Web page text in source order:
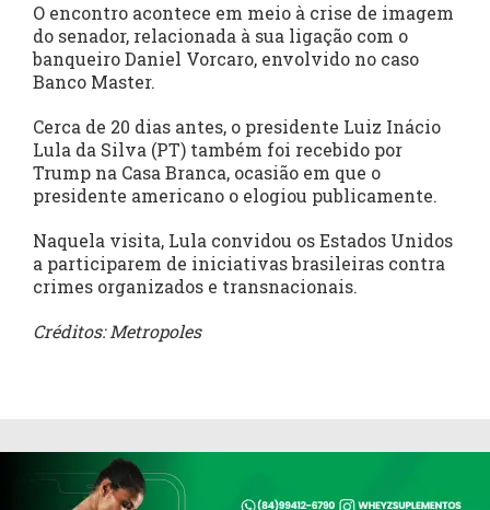
O encontro acontece em meio à crise de imagem
do senador, relacionada à sua ligação com o
banqueiro Daniel Vorcaro, envolvido no caso
Banco Master.
Cerca de 20 dias antes, o presidente Luiz Inácio
Lula da Silva (PT) também foi recebido por
Trump na Casa Branca, ocasião em que o
presidente americano o elogiou publicamente.
Naquela visita, Lula convidou os Estados Unidos
a participarem de iniciativas brasileiras contra
crimes organizados e transnacionais.
Créditos: Metropoles